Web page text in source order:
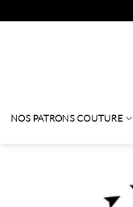
au
NOS PATRONS COUTURE